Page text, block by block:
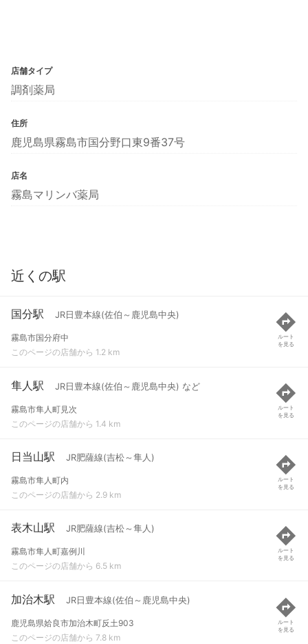
店舗タイプ
調剤薬局
住所
鹿児島県霧島市国分野口東9番37号
店名
霧島マリンバ薬局
近くの駅
国分駅 JR日豊本線(佐伯～鹿児島中央)
霧島市国分府中
このページの店舗から 1.2 km
ルート
を見る
隼人駅 JR日豊本線(佐伯～鹿児島中央) など
霧島市隼人町見次
このページの店舗から 1.4 km
ルート
を見る
日当山駅 JR肥薩線(吉松～隼人)
霧島市隼人町内
このページの店舗から 2.9 km
ルート
を見る
表木山駅 JR肥薩線(吉松～隼人)
霧島市隼人町嘉例川
このページの店舗から 6.5 km
ルート
を見る
加治木駅 JR日豊本線(佐伯～鹿児島中央)
鹿児島県姶良市加治木町反土903
このページの店舗から 7.8 km
ルート
を見る